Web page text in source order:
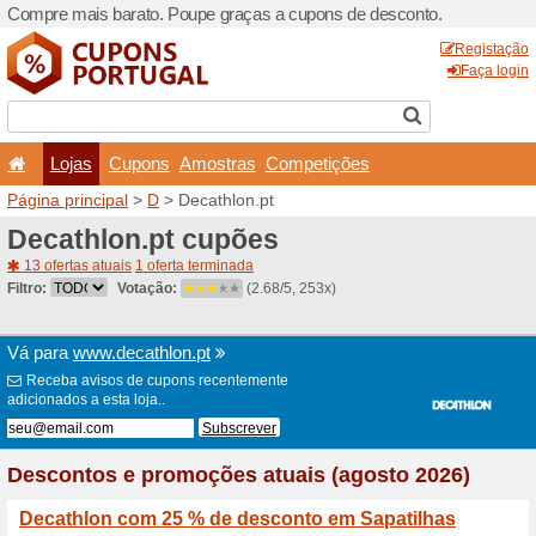
Compre mais barato.
Lojas Cupons
Página principal >D >